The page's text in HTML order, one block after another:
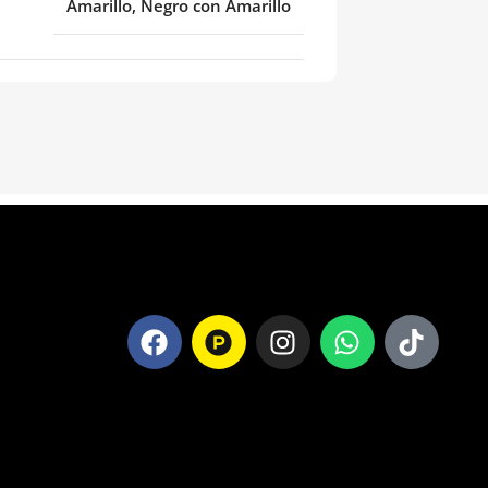
Amarillo, Negro con Amarillo